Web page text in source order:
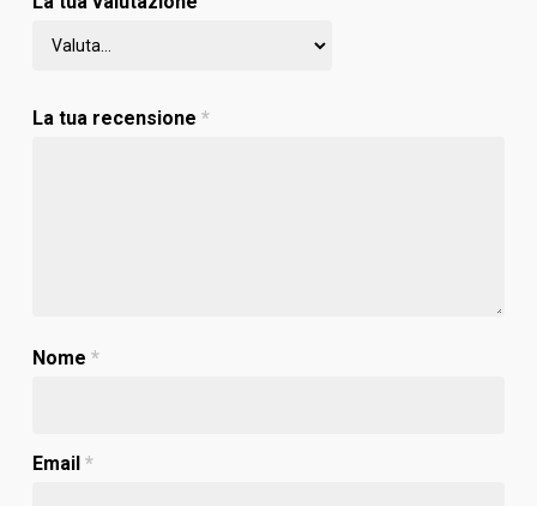
La tua recensione *
Nome *
Email *